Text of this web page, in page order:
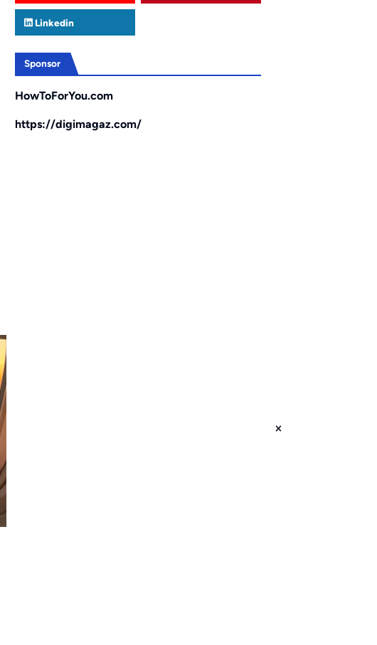
Linkedin
Sponsor
HowToForYou.com
https://digimagaz.com/